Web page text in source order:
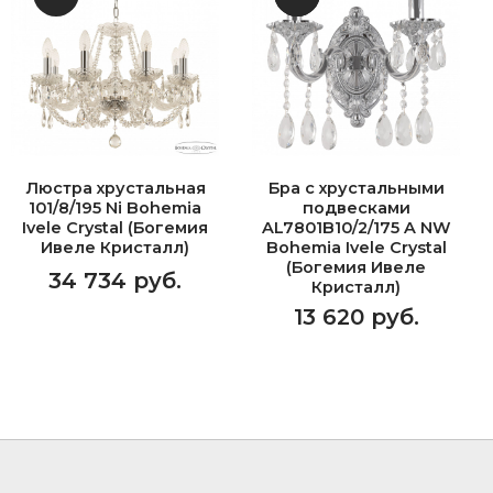
Люстра хрустальная
101/8/195 Ni Bohemia
Ivele Crystal (Богемия
Ивеле Кристалл)
34 734 руб.
Бра с хрустальными
подвесками
AL7801B10/2/175 A NW
Bohemia Ivele Crystal
(Богемия Ивеле
Кристалл)
13 620 руб.